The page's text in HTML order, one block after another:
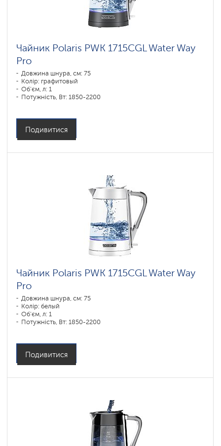
Чайник Polaris PWK 1715CGL Water Way
Pro
Довжина шнура, см: 75
Колір: графитовый
Об'єм, л: 1
Потужність, Вт: 1850-2200
Подивитися
Чайник Polaris PWK 1715CGL Water Way
Pro
Довжина шнура, см: 75
Колір: белый
Об'єм, л: 1
Потужність, Вт: 1850-2200
Подивитися
COLLECTION